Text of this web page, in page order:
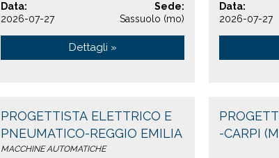
Data:
2026-07-27
Sede:
Sassuolo (mo)
Dettagli »
Data:
2026-07-27
PROGETTISTA ELETTRICO E
PNEUMATICO-REGGIO EMILIA
MACCHINE AUTOMATICHE
-CARPI